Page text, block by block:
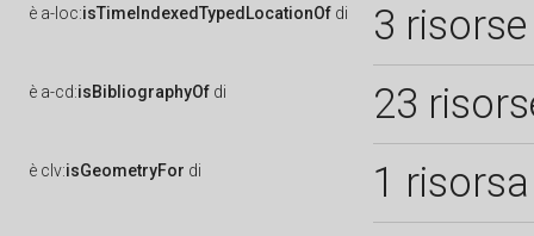
è a-loc:isTimeIndexedTypedLocationOf di 3 risorse
è a-cd:isBibliographyOf di 23
è clv:isGeometryFor di 1 risorsa